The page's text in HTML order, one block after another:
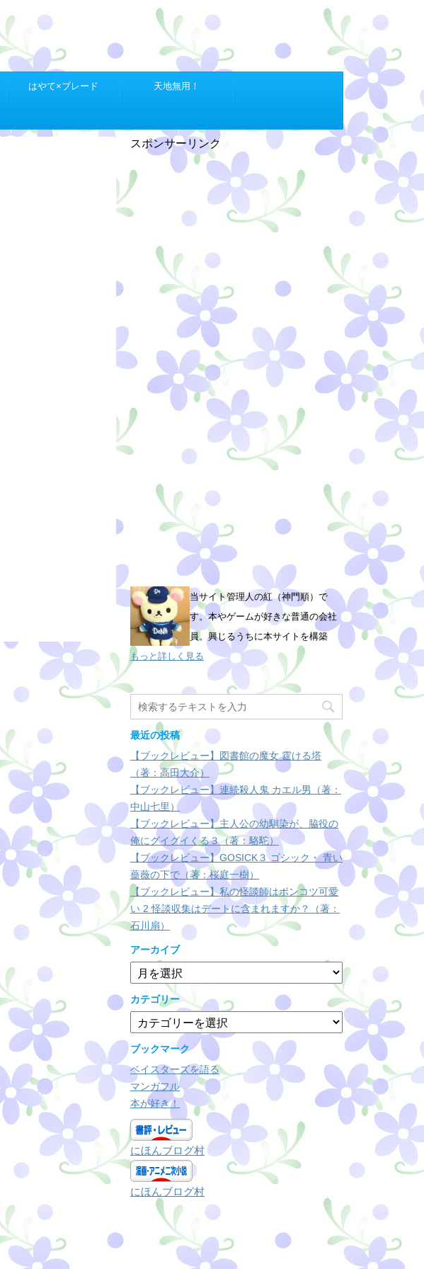
はやて×ブレード 天地無用！
スポンサーリンク
当サイト管理人の紅（神門順）で
す。本やゲームが好きな普通の会社
員。興じるうちに本サイトを構築
もっと詳しく見る
最近の投稿
【ブックレビュー】図書館の魔女 霆ける塔
（著：高田大介）
【ブックレビュー】連続殺人鬼 カエル男（著：
中山七里）
【ブックレビュー】主人公の幼馴染が、脇役の
俺にグイグイくる３（著：駱駝）
【ブックレビュー】GOSICK３ ゴシック・ 青い
薔薇の下で（著：桜庭一樹）
【ブックレビュー】私の怪談師はポンコツ可愛
い 2 怪談収集はデートに含まれますか？（著：
石川扇）
アーカイブ
ア
ー
カ
イ
ブ
カテゴリー
テ
ゴ
ー
ブックマーク
ベイスターズを語る
マンガフル
本が好き！
にほんブログ村
にほんブログ村